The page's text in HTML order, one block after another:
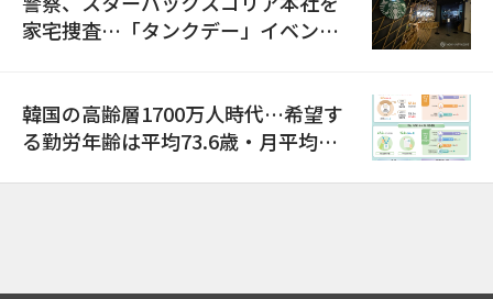
家宅捜査…「タンクデー」イベント
韓国の高齢層1700万人時代…希望す
る勤労年齢は平均73.6歳・月平均賃